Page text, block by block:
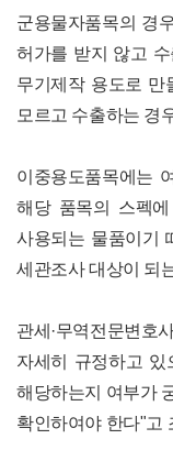
군용물자품목의 경
허가를 받지 않고
무기제작 용도로 만
모르고 수출하는 경
이중용도품목에는
해당 품목의 스펙
사용되는 물품이기
세관조사 대상이 되
관세·무역전문변호
자세히 규정하고
해당하는지 여부가
확인하여야 한다"고